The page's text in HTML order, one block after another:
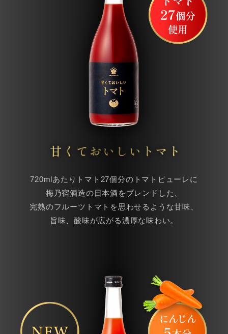
720mlあたりトマト27個分のトマトピューレに
梅乃宿酒造の日本酒をブレンドした、
完熟のフルーツトマトを思わせるような甘味、
旨味、酸味が広がる濃厚な味わい。